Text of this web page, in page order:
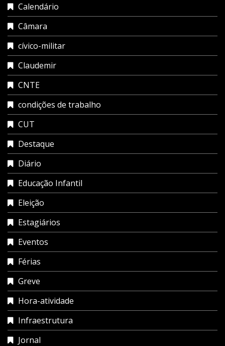
Calendário
Câmara
cívico-militar
Claudemir
CNTE
condições de trabalho
CUT
Destaque
Diário
Educação Infantil
Eleição
Estagiários
Eventos
Férias
Greve
Hora-atividade
Infraestrutura
Jornal